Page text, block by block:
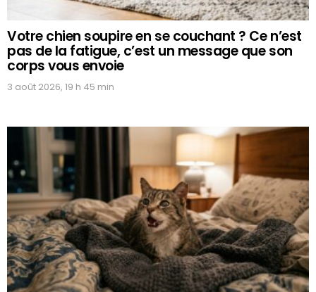
Votre chien soupire en se couchant ? Ce n’est
pas de la fatigue, c’est un message que son
corps vous envoie
3 août 2026, 19 h 45 min